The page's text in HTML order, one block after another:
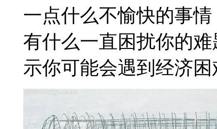
一点什么不愉快的事
有什么一直困扰你的
示你可能会遇到经济